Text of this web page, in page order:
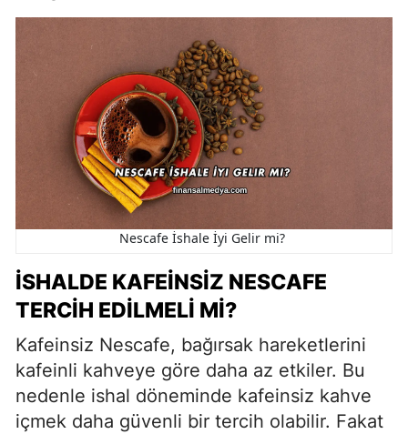
Nescafe İshale İyi Gelir mi?
İSHALDE KAFEINSIZ NESCAFE
TERCIH EDILMELI MI?
Kafeinsiz Nescafe, bağırsak hareketlerini
kafeinli kahveye göre daha az etkiler. Bu
nedenle ishal döneminde kafeinsiz kahve
içmek daha güvenli bir tercih olabilir. Fakat